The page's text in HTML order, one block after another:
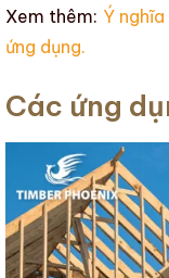
Xem thêm: Ý
ứng dụng.
Các ứng